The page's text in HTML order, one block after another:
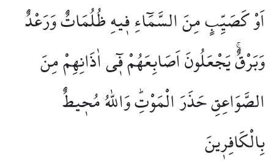
اَوْ كَصَيِّبٍ مِنَ السَّمَٓاءِ ف۪يهِ ظُلُمَاتٌ وَرَعْدٌ
وَبَرْقٌۚ يَجْعَلُونَ اَصَابِعَهُمْ ف۪ٓي اٰذَانِهِمْ مِنَ
الصَّوَاعِقِ حَذَرَ الْمَوْتِۜ وَاللّٰهُ مُح۪يطٌ
بِالْكَافِر۪ينَ